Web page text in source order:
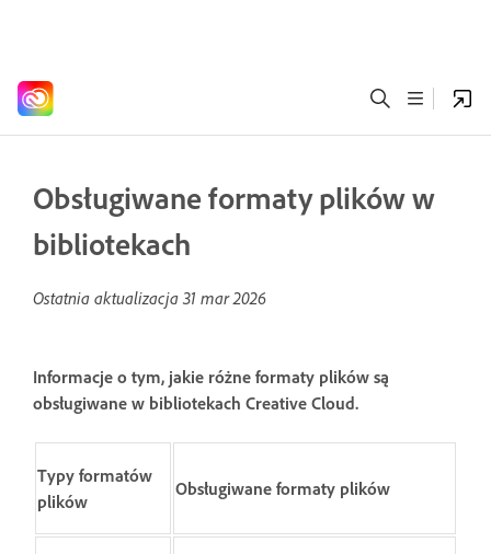
Obsługiwane formaty plików w
bibliotekach
Ostatnia aktualizacja 31 mar 2026
Informacje o tym, jakie różne formaty plików są
obsługiwane w bibliotekach Creative Cloud.
Typy formatów
plików
Obsługiwane formaty plików